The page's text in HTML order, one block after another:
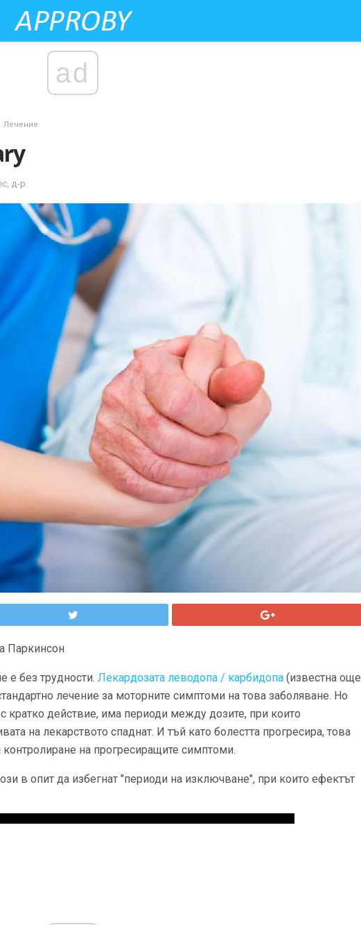
ad
Лечение
д-р
Паркинсон
е без трудности. Лекардозата леводопа / карбидопа (известна още
лечение за моторните симптоми на това заболяване. Но
кратко действие, има периоди между дозите, при които
на лекарството спаднат. И тъй като болестта прогресира, това
на прогресиращите симптоми.
в опит да избегнат "периоди на изключване", при които ефектът